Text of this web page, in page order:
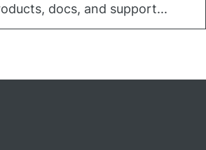
docs, and support...